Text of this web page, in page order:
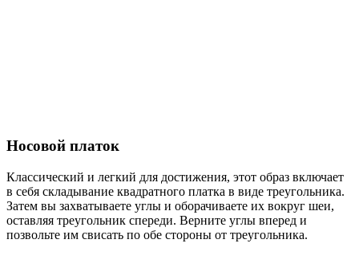
Носовой платок
Классический и легкий для достижения, этот образ включает
в себя складывание квадратного платка в виде треугольника.
Затем вы захватываете углы и оборачиваете их вокруг шеи,
оставляя треугольник спереди. Верните углы вперед и
позвольте им свисать по обе стороны от треугольника.